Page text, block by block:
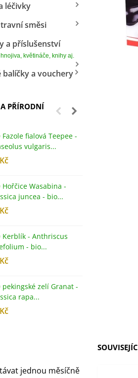
léčivky
směsi
a příslušenství
květináče, knihy aj.
balíčky a vouchery
PŘÍRODNÍ
Fazole fialová Teepee -
vulgaris...
Hořčice Wasabina -
juncea - bio...
Kerblík - Anthriscus
- bio...
pekingské zelí Granat -
rapa...
jednou měsíčně